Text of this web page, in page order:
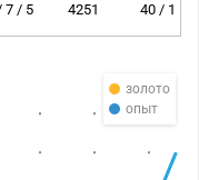
7 / 5 4251 40 / 1
золото
опыт